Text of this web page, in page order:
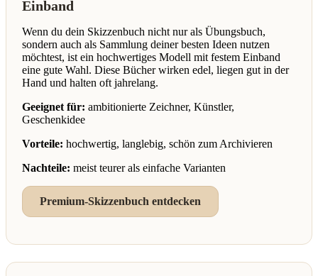
Einband
Wenn du dein Skizzenbuch nicht nur als Übungsbuch,
sondern auch als Sammlung deiner besten Ideen nutzen
möchtest, ist ein hochwertiges Modell mit festem Einband
eine gute Wahl. Diese Bücher wirken edel, liegen gut in der
Hand und halten oft jahrelang.
Geeignet für: ambitionierte Zeichner, Künstler,
Geschenkidee
Vorteile: hochwertig, langlebig, schön zum Archivieren
Nachteile: meist teurer als einfache Varianten
Premium-Skizzenbuch entdecken